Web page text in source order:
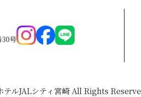
30号
ルJALシティ宮崎 All Rights